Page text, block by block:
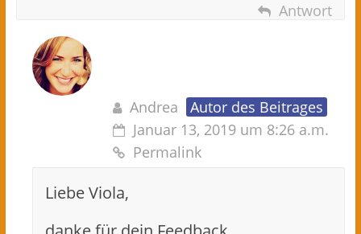
Antwort
Andrea
Autor des Beitrages
Januar 13, 2019 um 8:26 a.m.
Permalink
Liebe Viola,